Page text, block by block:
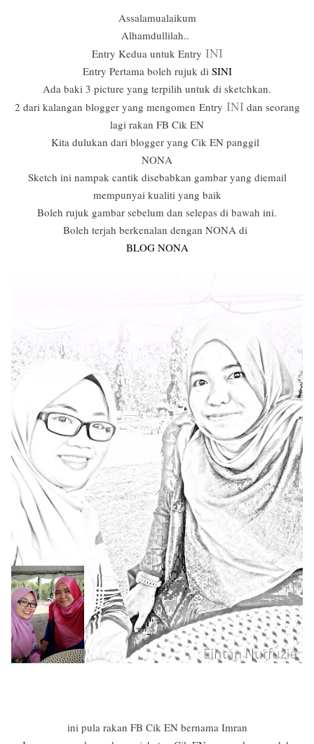
Assalamualaikum
Alhamdullilah..
Entry Kedua untuk Entry INI
Entry Pertama boleh rujuk di SINI
Ada baki 3 picture yang terpilih untuk di sketchkan.
2 dari kalangan blogger yang mengomen Entry INI dan seorang
lagi rakan FB Cik EN
Kita dulukan dari blogger yang Cik EN panggil
NONA
Sketch ini nampak cantik disebabkan gambar yang diemail
mempunyai kualiti yang baik
Boleh rujuk gambar sebelum dan selepas di bawah ini.
Boleh terjah berkenalan dengan NONA di
BLOG NONA
ini pula rakan FB Cik EN bernama Imran